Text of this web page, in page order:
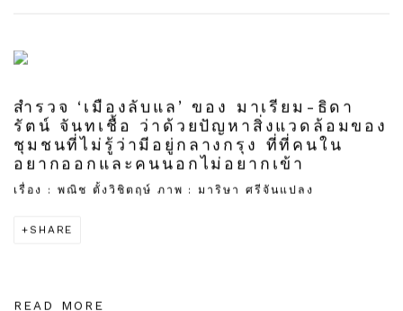
สำรวจ ‘เมืองลับแล’ ของ มาเรียม-ธิดา
รัตน์ จันทเชื้อ ว่าด้วยปัญหาสิ่งแวดล้อมของ
ชุมชนที่ไม่รู้ว่ามีอยู่กลางกรุง ที่ที่คนใน
อยากออกและคนนอกไม่อยากเข้า
เรื่อง : พณิช ตั้งวิชิตฤษ์ ภาพ : มาริษา ศรีจันแปลง
SHARE
READ MORE